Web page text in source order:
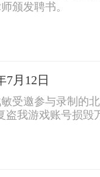
颁发聘书。
7月12日
受邀参与录制的
我游戏账号损